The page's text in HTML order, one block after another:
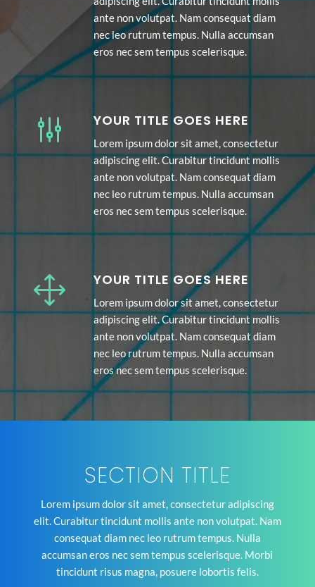
ante non volutpat. Nam consequat diam
nec leo rutrum tempus. Nulla accumsan
eros nec sem tempus scelerisque.
g YOUR TITLE GOES HERE
Lorem ipsum dolor sit amet, consectetur
adipiscing elit. Curabitur tincidunt mollis
ante non volutpat. Nam consequat diam
nec leo rutrum tempus. Nulla accumsan
eros nec sem tempus scelerisque.
1 YOUR TITLE GOES HERE
Lorem ipsum dolor sit amet, consectetur
adipiscing elit. Curabitur tincidunt mollis
ante non volutpat. Nam consequat diam
nec leo rutrum tempus. Nulla accumsan
eros nec sem tempus scelerisque.
SECTION TITLE
Lorem ipsum dolor sit amet, consectetur adipiscing
elit. Curabitur tincidunt mollis ante non volutpat. Nam
consequat diam nec leo rutrum tempus. Nulla
accumsan eros nec sem tempus scelerisque. Morbi
tincidunt risus magna, posuere lobortis felis.